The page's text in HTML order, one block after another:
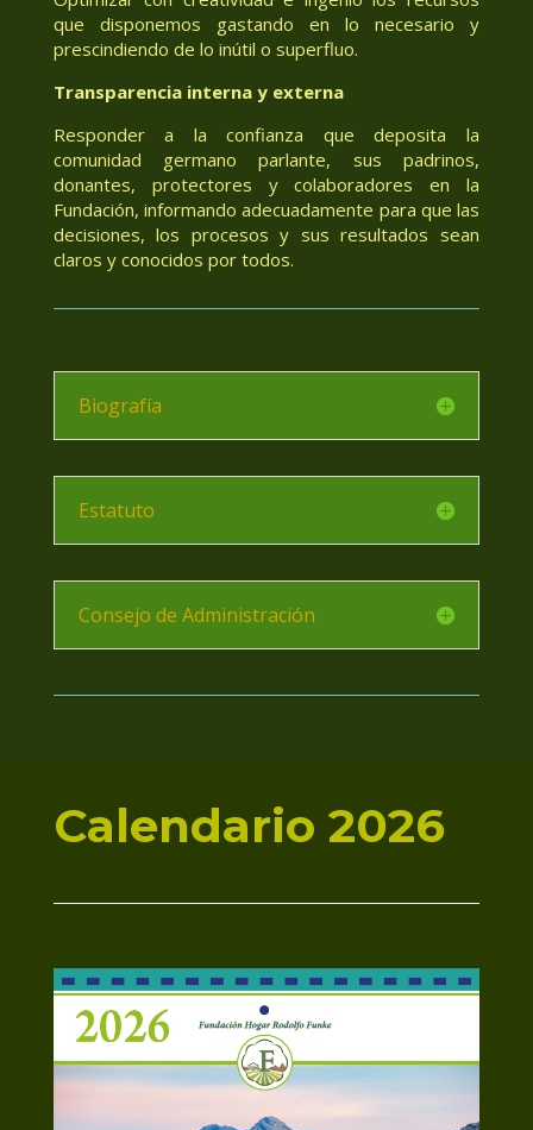
que disponemos gastando en lo necesario y
prescindiendo de lo inútil o superfluo.
Transparencia interna y externa
Responder a la confianza que deposita la
comunidad germano parlante, sus padrinos,
donantes, protectores y colaboradores en la
Fundación, informando adecuadamente para que las
decisiones, los procesos y sus resultados sean
claros y conocidos por todos.
Biografía
Estatuto
Consejo de Administración
Calendario 2026